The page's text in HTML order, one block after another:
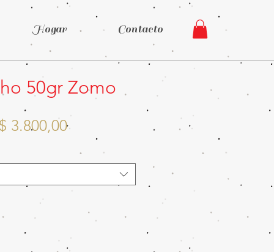
Hogar Contacto
50gr Zomo
$ 3.800,00Precio
oferta